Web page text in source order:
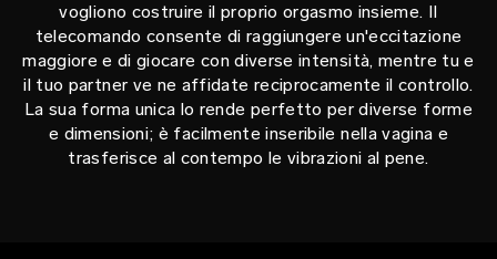
vogliono costruire il proprio orgasmo insieme. Il
telecomando consente di raggiungere un'eccitazione
maggiore e di giocare con diverse intensità, mentre tu e
il tuo partner ve ne affidate reciprocamente il controllo.
La sua forma unica lo rende perfetto per diverse forme
e dimensioni; è facilmente inseribile nella vagina e
trasferisce al contempo le vibrazioni al pene.